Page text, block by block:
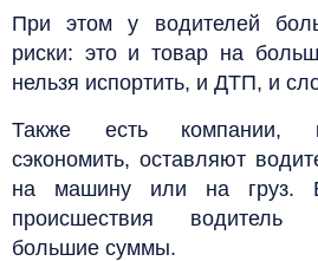
При этом у водителей
риски: это и товар на
нельзя испортить, и ДТП, и
Также есть компании,
сэкономить, оставляют
на машину или на груз.
происшествия водитель
большие суммы.